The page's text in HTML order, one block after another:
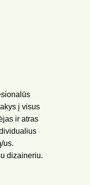
į visus
ir atras
us.
dizaineriu.